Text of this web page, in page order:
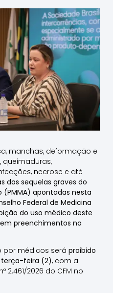
manchas, deformação e
necrose e até
das sequelas graves do
apontadas nesta
Federal de Medicina
do uso médico deste
preenchimentos na
por médicos será proibido
feira (2), com a
2.461/2026 do CFM no